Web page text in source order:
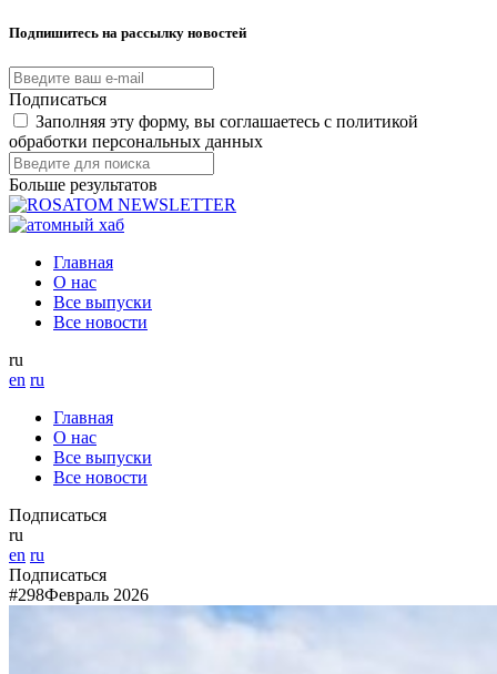
Подпишитесь на рассылку новостей
Подписаться
Заполняя эту форму, вы соглашаетесь с политикой
обработки персональных данных
Больше результатов
Главная
О нас
Все выпуски
Все новости
ru
en ru
Главная
О нас
Все выпуски
Все новости
Подписаться
ru
en ru
Подписаться
#298Февраль 2026